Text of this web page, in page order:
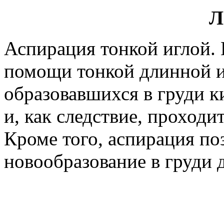
Аспирация тонкой
помощи тонкой длинной
образовавшихся в груди
и, как следствие,
Кроме того, аспирация
новообразование в груди